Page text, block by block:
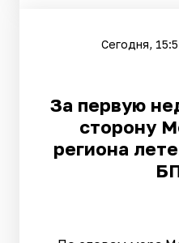
Сегодня,
За первую
сторону
региона